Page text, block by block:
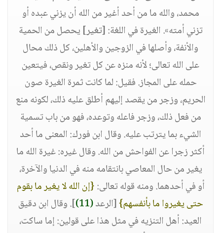
محمد، والله ما من أحد أغير من الله أن يزني عبده أو
تزني أمته». الغيرة في اللغة:[تغير] يحصل من الحمية
والأنفة، وأصلها في الزوجين والأهلين، كل ذلك محال
على الله تعالى؛ لأنه منزه عن كل تغير ونقص، فيتعين
حمله على المجاز. فقيل: لما كانت ثمرة الغيرة صون
الحريم، وزجر من يقصد إليهم أطلق عليه ذلك، لكونه منع
من فعل ذلك، وزجر فاعله وتوعده، فهو من باب تسمية
الشيء بما يترتب عليه. وقال ابن فورك: المعنى ما أحد
أكثر زجرا عن الفواحش من الله. وقال غيره: غيرة الله ما
يغير من حال المعاصي بانتقامه منه في الدنيا والآخرة،
أو في أحدهما. ومنه قوله تعالى:{إن الله لا يغير ما بقوم
حتى يغيروا ما بأنفسهم}[الرعد(11)
]. وقال ابن دقيق
العيد: أهل التنزيه في مثل هذا على قولين: إما ساكت،